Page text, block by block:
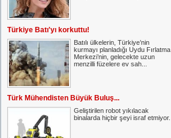
Türkiye Batı'yı korkuttu!
Batılı ülkelerin, Türkiye’nin
kurmayı planladığı Uydu Fırlatma
Merkezi’nin, gelecekte uzun
menzilli füzelere ev sah...
Türk Mühendisten Büyük Buluş...
Geliştirilen robot yıkılacak
binalarda hiçbir şeyi israf etmiyor.